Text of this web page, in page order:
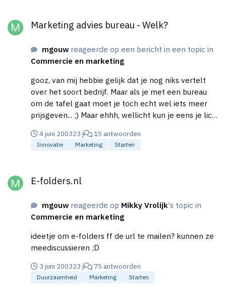
ook best een jpg maken. Scheelt weer een hoop
Marketing advies bureau - Welk?
mgouw reageerde op een bericht in een topic in
Commercie en marketing
gooz, van mij hebbie gelijk dat je nog niks vertelt
over het soort bedrijf. Maar als je met een bureau
om de tafel gaat moet je toch echt wel iets meer
prijsgeven... ;) Maar ehhh, wellicht kun je eens je licht
Een klein ambitieus en erg enthousiast bureau. Zij
werken voor grote merken (oa in de telecom,
Als het wat wordt krijg ik vanzelf wel een
4 juni 200323 j 15 antwoorden
Innovatie Marketing Starten
E-folders.nl
mgouw reageerde op Mikky Vrolijk's topic in
Commercie en marketing
ideetje om e-folders ff de url te mailen? kunnen ze
meediscussieren ;D
3 juni 200323 j 75 antwoorden
Duurzaamheid Marketing Starten